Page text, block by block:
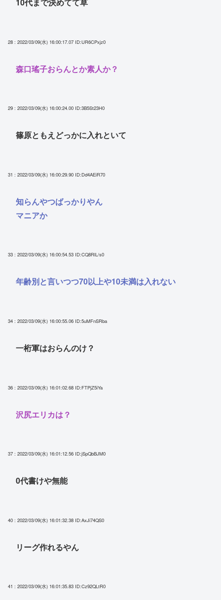
28 : 2022/03/09(水) 16:00:17.07 ID:UR6CPxjz0
森口瑤子おらんとか素人か？
29 : 2022/03/09(水) 16:00:24.00 ID:3B5St23H0
篠原ともえどっかに入れといて
31 : 2022/03/09(水) 16:00:29.90 ID:Dd4AEiR70
知らんやつばっかりやん
マニアか
33 : 2022/03/09(水) 16:00:54.53 ID:CQ8RlL/s0
年齢別と言いつつ70以上や10未満は入れない
34 : 2022/03/09(水) 16:00:55.06 ID:5uMFnSRba
一桁軍はおらんのけ？
36 : 2022/03/09(水) 16:01:02.68 ID:FTPjZ5iYa
沢尻エリカは？
37 : 2022/03/09(水) 16:01:12.56 ID:jSpQbBJM0
0代書けや無能
40 : 2022/03/09(水) 16:01:32.38 ID:AxJi74QS0
リーグ作れるやん
41 : 2022/03/09(水) 16:01:35.83 ID:Cz92QLtR0